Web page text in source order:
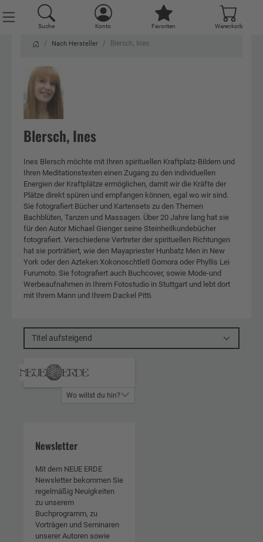
Suche Konto Favoriten Warenkorb
Nach Hersteller Blersch, Ines
Blersch, Ines
Ines Blersch möchte mit Ihren spirituellen Kraftplatz-Bildern und
Ihren Meditationstexten einen Zugang zu den individuellen
Energien der Kraftplätze ermöglichen, damit wir die Kräfte der
Plätze direkt spüren und empfangen können, egal wo wir sind.
Sie fotografiert Bücher und Kartensets zu den Themen
Bachblüten, Tanzen und Massagen. Über 20 Jahre lang hat sie
für den Autor Michael Gienger seine Steinheilkundebücher
fotografiert. Verschiedene Vertreter der spirituellen Richtungen
hat sie porträtiert, wie den Mayapriester Hunbatz Men in New
York oder den Azteken Xokonoschtletl Gomora oder Phyllis Lei
Furumoto. Sie fotografiert auch Buchcover, sowie Mode-und
Werbeaufnahmen in Ihrem Fotostudio in Stuttgart und lebt dort
mit Ihrem Mann und Ihrem Dackel Pitti.
Titel aufsteigend
Suche Konto Favoriten Warenkorb
Wo willst du hin?
Newsletter
Mit dem NEUE ERDE
Newsletter bekommen Sie
regelmäßig Neuigkeiten
zu unserem
Buchprogramm, zu
Vorträgen und Seminaren
unserer Autoren sowie